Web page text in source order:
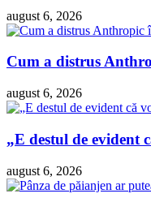
august 6, 2026
Cum a distrus
august 6, 2026
„E destul de evident
august 6, 2026